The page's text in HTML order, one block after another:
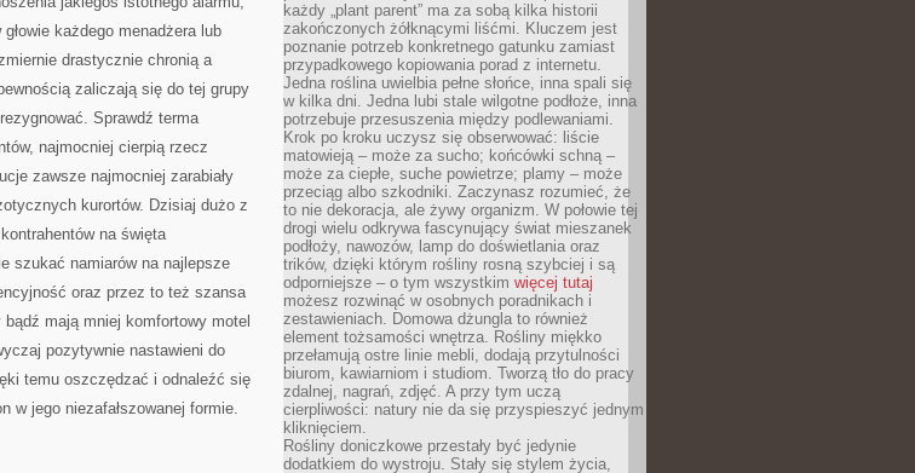
WYNIKI
każdego menadżera lub
drastycznie chronią a
zaliczają się do tej grupy
Sprawdź terma
najmocniej cierpią rzecz
zawsze najmocniej zarabiały
kurortów. Dzisiaj dużo z
na święta
szukać namiarów na najlepsze
oraz przez to też szansa
mają mniej komfortowy motel
pozytywnie nastawieni do
temu oszczędzać i odnaleźć się
w jego niezafałszowanej formie.
każdy „plant parent” ma za sobą kilka historii
zakończonych żółknącymi liśćmi. Kluczem jest
poznanie potrzeb konkretnego gatunku zamiast
przypadkowego kopiowania porad z internetu.
Jedna roślina uwielbia pełne słońce, inna spali się
w kilka dni. Jedna lubi stale wilgotne podłoże, inna
potrzebuje przesuszenia między podlewaniami.
Krok po kroku uczysz się obserwować: liście
matowieją – może za sucho; końcówki schną –
może za ciepłe, suche powietrze; plamy – może
przeciąg albo szkodniki. Zaczynasz rozumieć, że
to nie dekoracja, ale żywy organizm. W połowie tej
drogi wielu odkrywa fascynujący świat mieszanek
podłoży, nawozów, lamp do doświetlania oraz
trików, dzięki którym rośliny rosną szybciej i są
odporniejsze – o tym wszystkim więcej tutaj
możesz rozwinąć w osobnych poradnikach i
zestawieniach. Domowa dżungla to również
element tożsamości wnętrza. Rośliny miękko
przełamują ostre linie mebli, dodają przytulności
biurom, kawiarniom i studiom. Tworzą tło do pracy
zdalnej, nagrań, zdjęć. A przy tym uczą
cierpliwości: natury nie da się przyspieszyć jednym
kliknięciem.
Rośliny doniczkowe przestały być jedynie
dodatkiem do wystroju. Stały się stylem życia,